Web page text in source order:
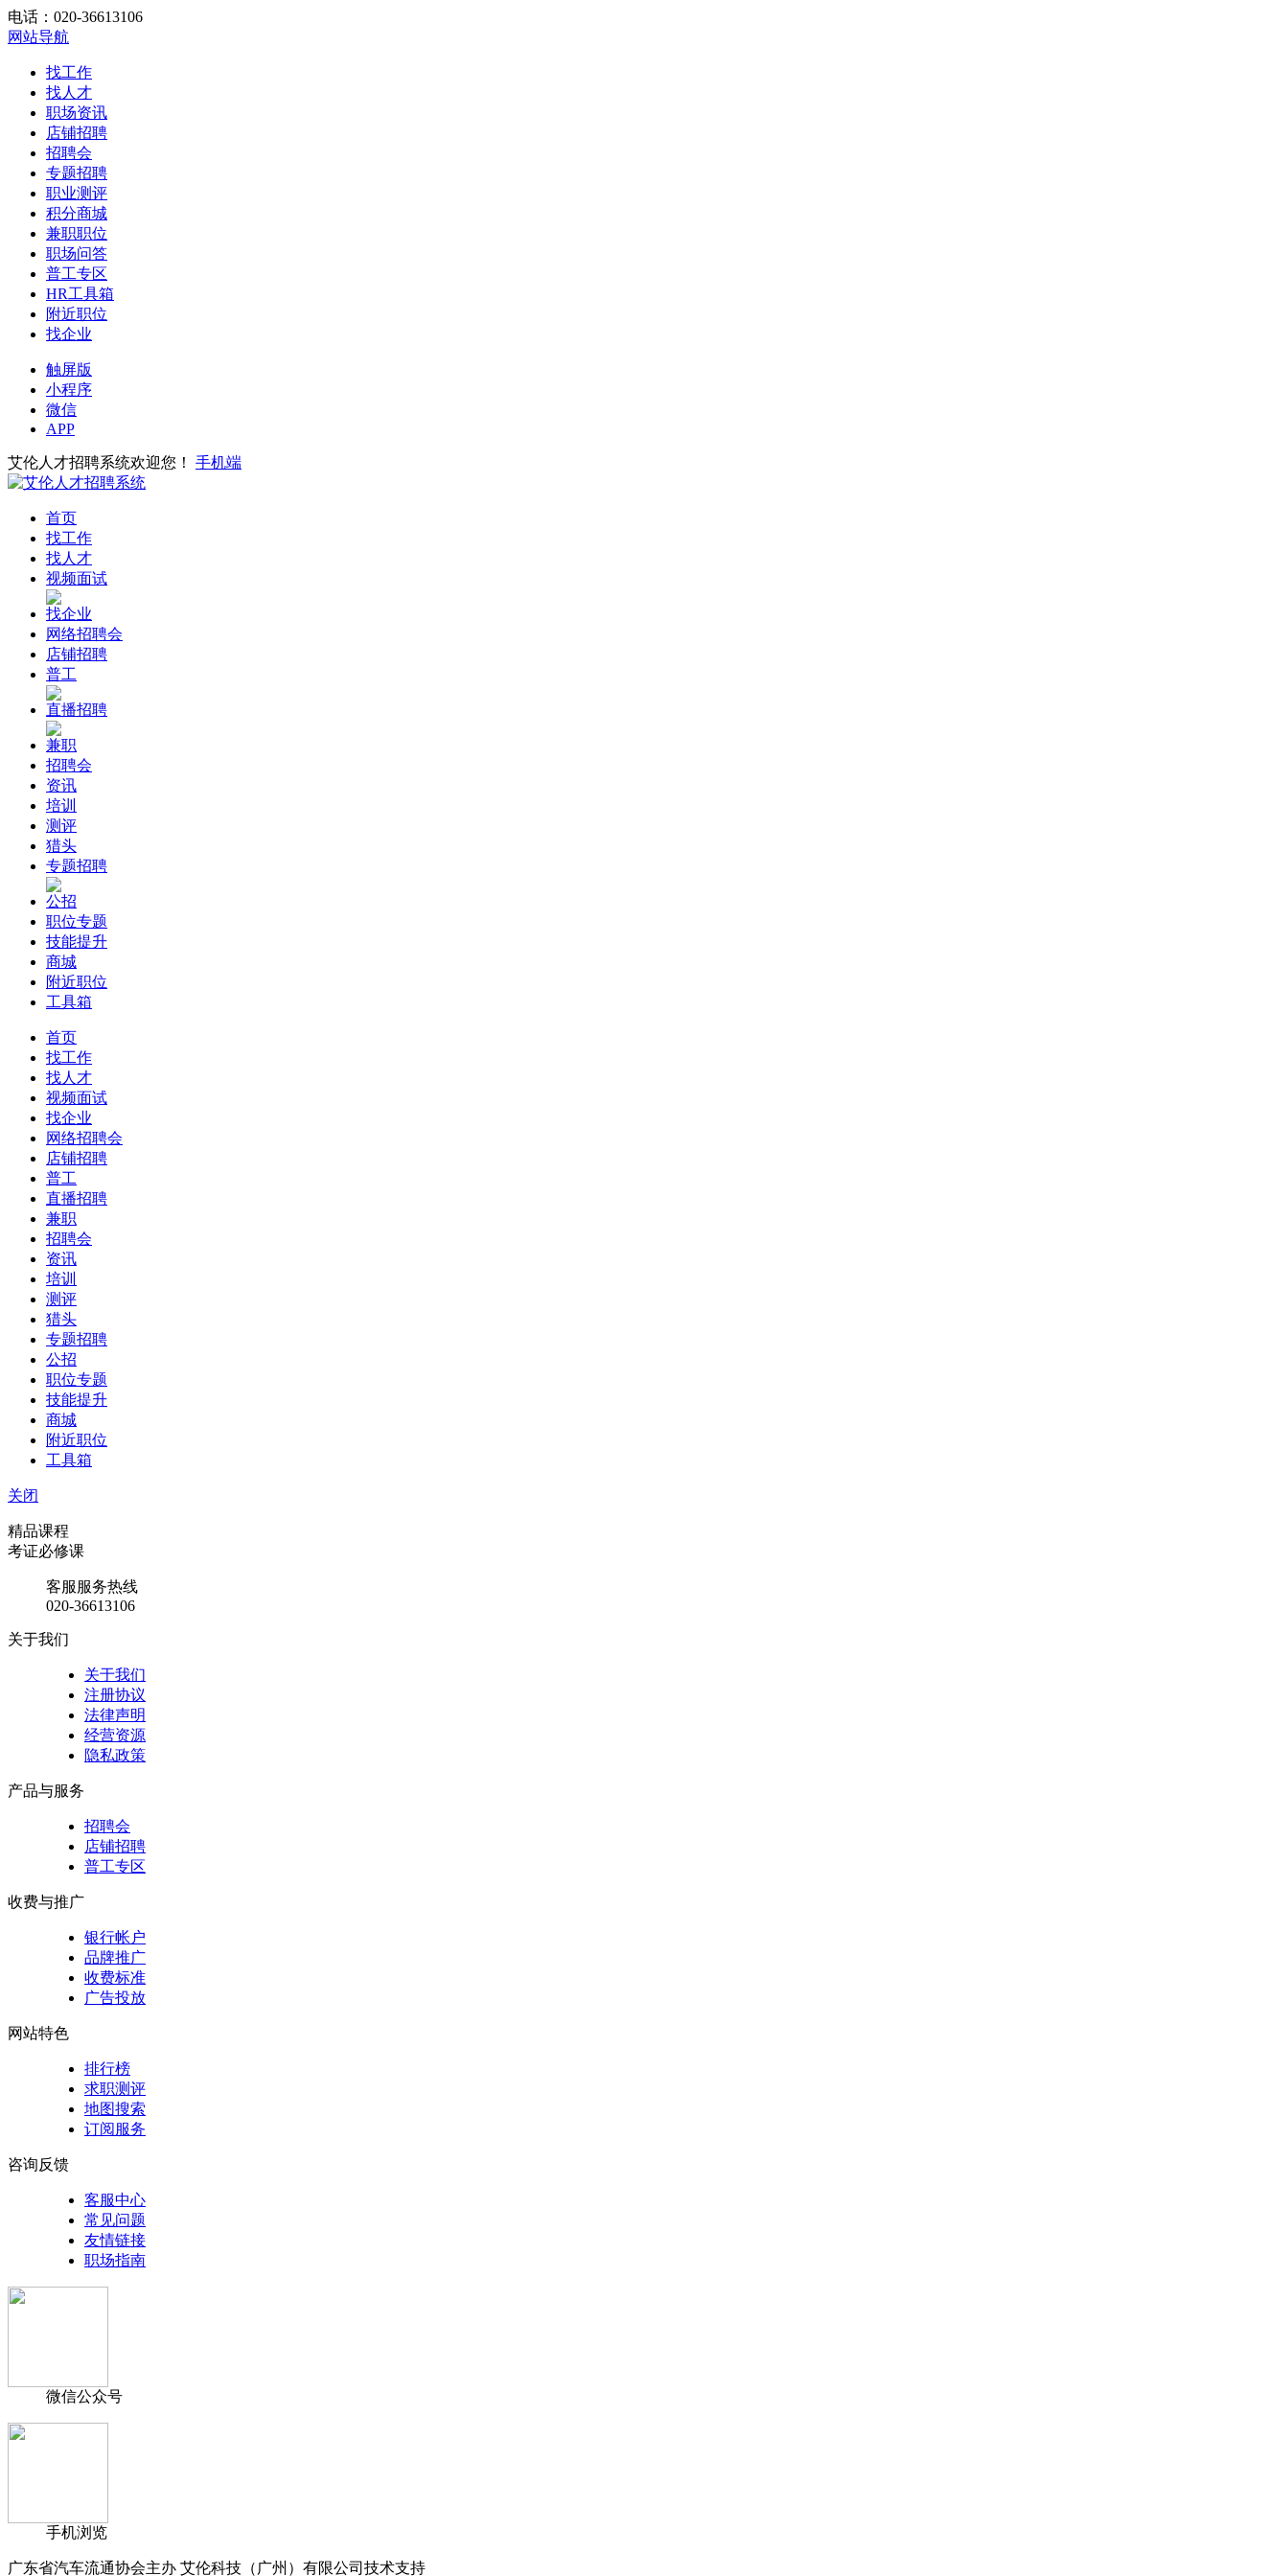
电话：020-36613106
网站导航
找工作
找人才
职场资讯
店铺招聘
招聘会
专题招聘
职业测评
积分商城
兼职职位
职场问答
普工专区
HR工具箱
附近职位
找企业
触屏版
小程序
微信
APP
艾伦人才招聘系统欢迎您！ 手机端
首页
找工作
找人才
视频面试
找企业
网络招聘会
店铺招聘
普工
直播招聘
兼职
招聘会
资讯
培训
测评
猎头
专题招聘
公招
职位专题
技能提升
商城
附近职位
工具箱
首页
找工作
找人才
视频面试
找企业
网络招聘会
店铺招聘
普工
直播招聘
兼职
招聘会
资讯
培训
测评
猎头
专题招聘
公招
职位专题
技能提升
商城
附近职位
工具箱
关闭
精品课程
考证必修课
客服服务热线
020-36613106
关于我们
关于我们
注册协议
法律声明
经营资源
隐私政策
产品与服务
招聘会
店铺招聘
普工专区
收费与推广
银行帐户
品牌推广
收费标准
广告投放
网站特色
排行榜
求职测评
地图搜索
订阅服务
咨询反馈
客服中心
常见问题
友情链接
职场指南
微信公众号
手机浏览
广东省汽车流通协会主办 艾伦科技（广州）有限公司技术支持